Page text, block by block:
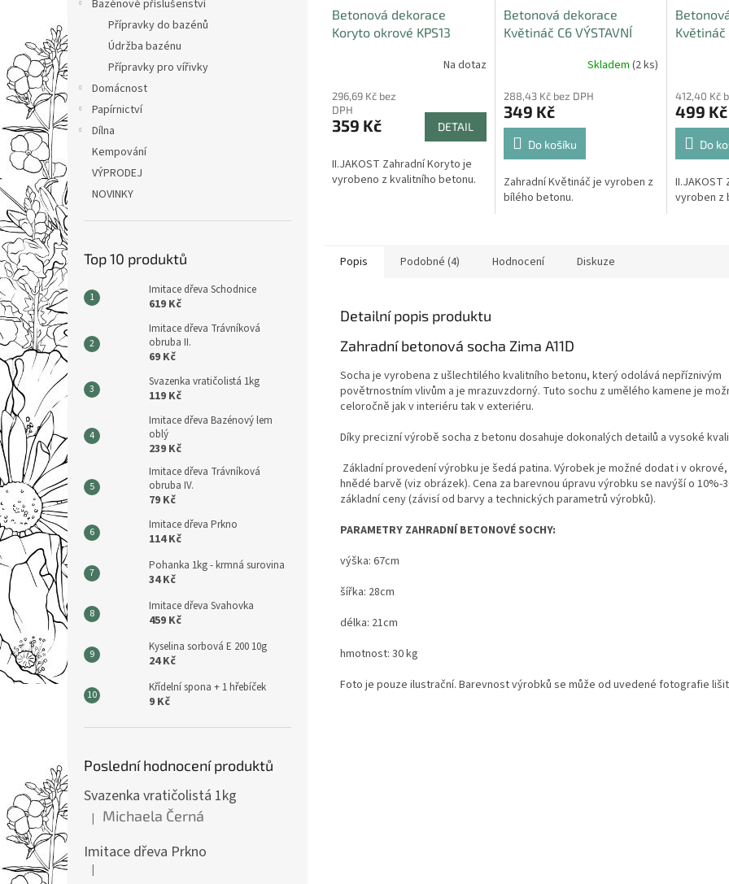
Bazénové příslušenství
Přípravky do bazénů
Údržba bazénu
Přípravky pro vířivky
Domácnost
Papírnictví
Dílna
Kempování
VÝPRODEJ
NOVINKY
Top 10 produktů
Imitace dřeva Schodnice
619 Kč
Imitace dřeva Trávníková
obruba II.
69 Kč
Svazenka vratičolistá 1kg
119 Kč
Imitace dřeva Bazénový lem
oblý
239 Kč
Imitace dřeva Trávníková
obruba IV.
79 Kč
Imitace dřeva Prkno
114 Kč
Pohanka 1kg - krmná surovina
34 Kč
Imitace dřeva Svahovka
459 Kč
Kyselina sorbová E 200 10g
24 Kč
Křídelní spona + 1 hřebíček
9 Kč
Poslední hodnocení produktů
Svazenka vratičolistá 1kg
Hodnocení produktu je 5 z 5 hvězdiček.
| Michaela Černá
Imitace dřeva Prkno
Hodnocení produktu je 5 z 5 hvězdiček.
|
Betonová dekorace
Koryto okrové KPS13
Na dotaz
296,69 Kč bez
DPH
359 Kč DETAIL
II.JAKOST Zahradní Koryto je
vyrobeno z kvalitního betonu.
Betonová dekorace
Květináč C6 VÝSTAVNÍ
Skladem (2 ks)
288,43 Kč bez DPH
349 Kč
Do košíku
Zahradní Květináč je vyroben z
bílého betonu.
Květináč
412,40 Kč
499 Kč
Do
II.JAKOST
vyroben z
Popis Podobné (4) Hodnocení Diskuze
Detailní popis produktu
Zahradní betonová socha Zima A11D
Socha je vyrobena z ušlechtilého kvalitního betonu, který odolává nepříznivým
povětrnostním vlivům a je mrazuvzdorný. Tuto sochu z umělého kamene je
celoročně jak v interiéru tak v exteriéru.
Díky precizní výrobě socha z betonu dosahuje dokonalých detailů a vysoké
Základní provedení výrobku je šedá patina. Výrobek je možné dodat i v
hnědé barvě (viz obrázek). Cena za barevnou úpravu výrobku se navýší o 10%-
základní ceny (závisí od barvy a technických parametrů výrobků).
PARAMETRY ZAHRADNÍ BETONOVÉ SOCHY:
výška: 67cm
šířka: 28cm
délka: 21cm
hmotnost: 30 kg
Foto je pouze ilustrační. Barevnost výrobků se může od uvedené fotografie